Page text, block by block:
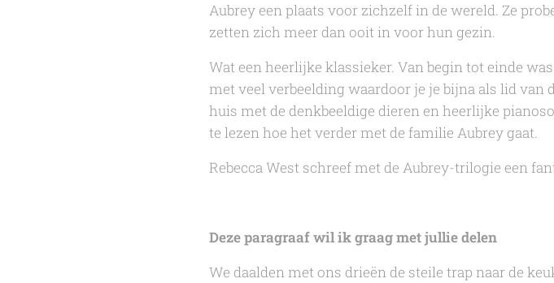
Aubrey een plaats voor zichzelf in de wereld. Ze
zetten zich meer dan ooit in voor hun gezin.
Wat een heerlijke klassieker. Van begin tot einde
met veel verbeelding waardoor je je bijna als lid
huis met de denkbeeldige dieren en heerlijke
te lezen hoe het verder met de familie Aubrey gaat.
Rebecca West schreef met de Aubrey-trilogie een
Deze paragraaf wil ik graag met jullie delen
We daalden met ons drieën de steile trap naar de